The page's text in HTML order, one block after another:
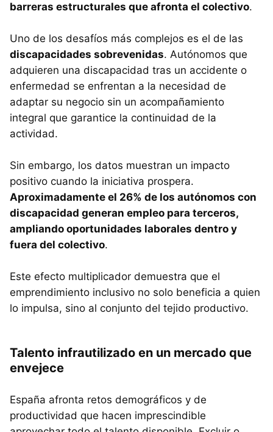
barreras estructurales que afronta el colectivo.
Uno de los desafíos más complejos es el de las
discapacidades sobrevenidas. Autónomos que
adquieren una discapacidad tras un accidente o
enfermedad se enfrentan a la necesidad de
adaptar su negocio sin un acompañamiento
integral que garantice la continuidad de la
actividad.
Sin embargo, los datos muestran un impacto
positivo cuando la iniciativa prospera.
Aproximadamente el 26% de los autónomos con
discapacidad generan empleo para terceros,
ampliando oportunidades laborales dentro y
fuera del colectivo.
Este efecto multiplicador demuestra que el
emprendimiento inclusivo no solo beneficia a quien
lo impulsa, sino al conjunto del tejido productivo.
Talento infrautilizado en un mercado que
envejece
España afronta retos demográficos y de
productividad que hacen imprescindible